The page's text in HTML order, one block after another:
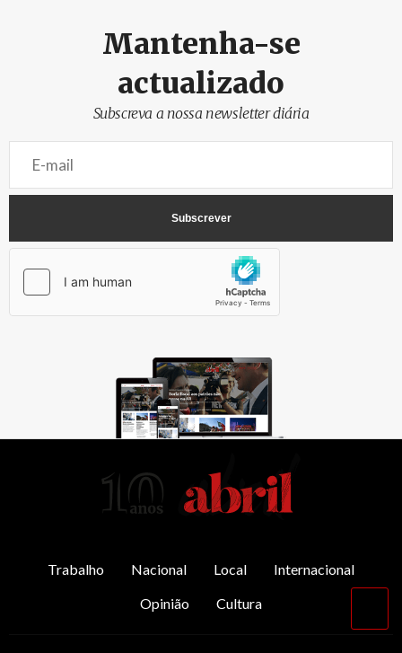
Mantenha-se
actualizado
Subscreva a nossa newsletter diária
Trabalho Nacional Local
Internacional
Opinião
Cultura